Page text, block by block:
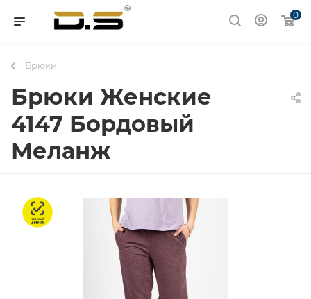
0
Брюки
Брюки Женские
4147 Бордовый
Меланж
Честный знак